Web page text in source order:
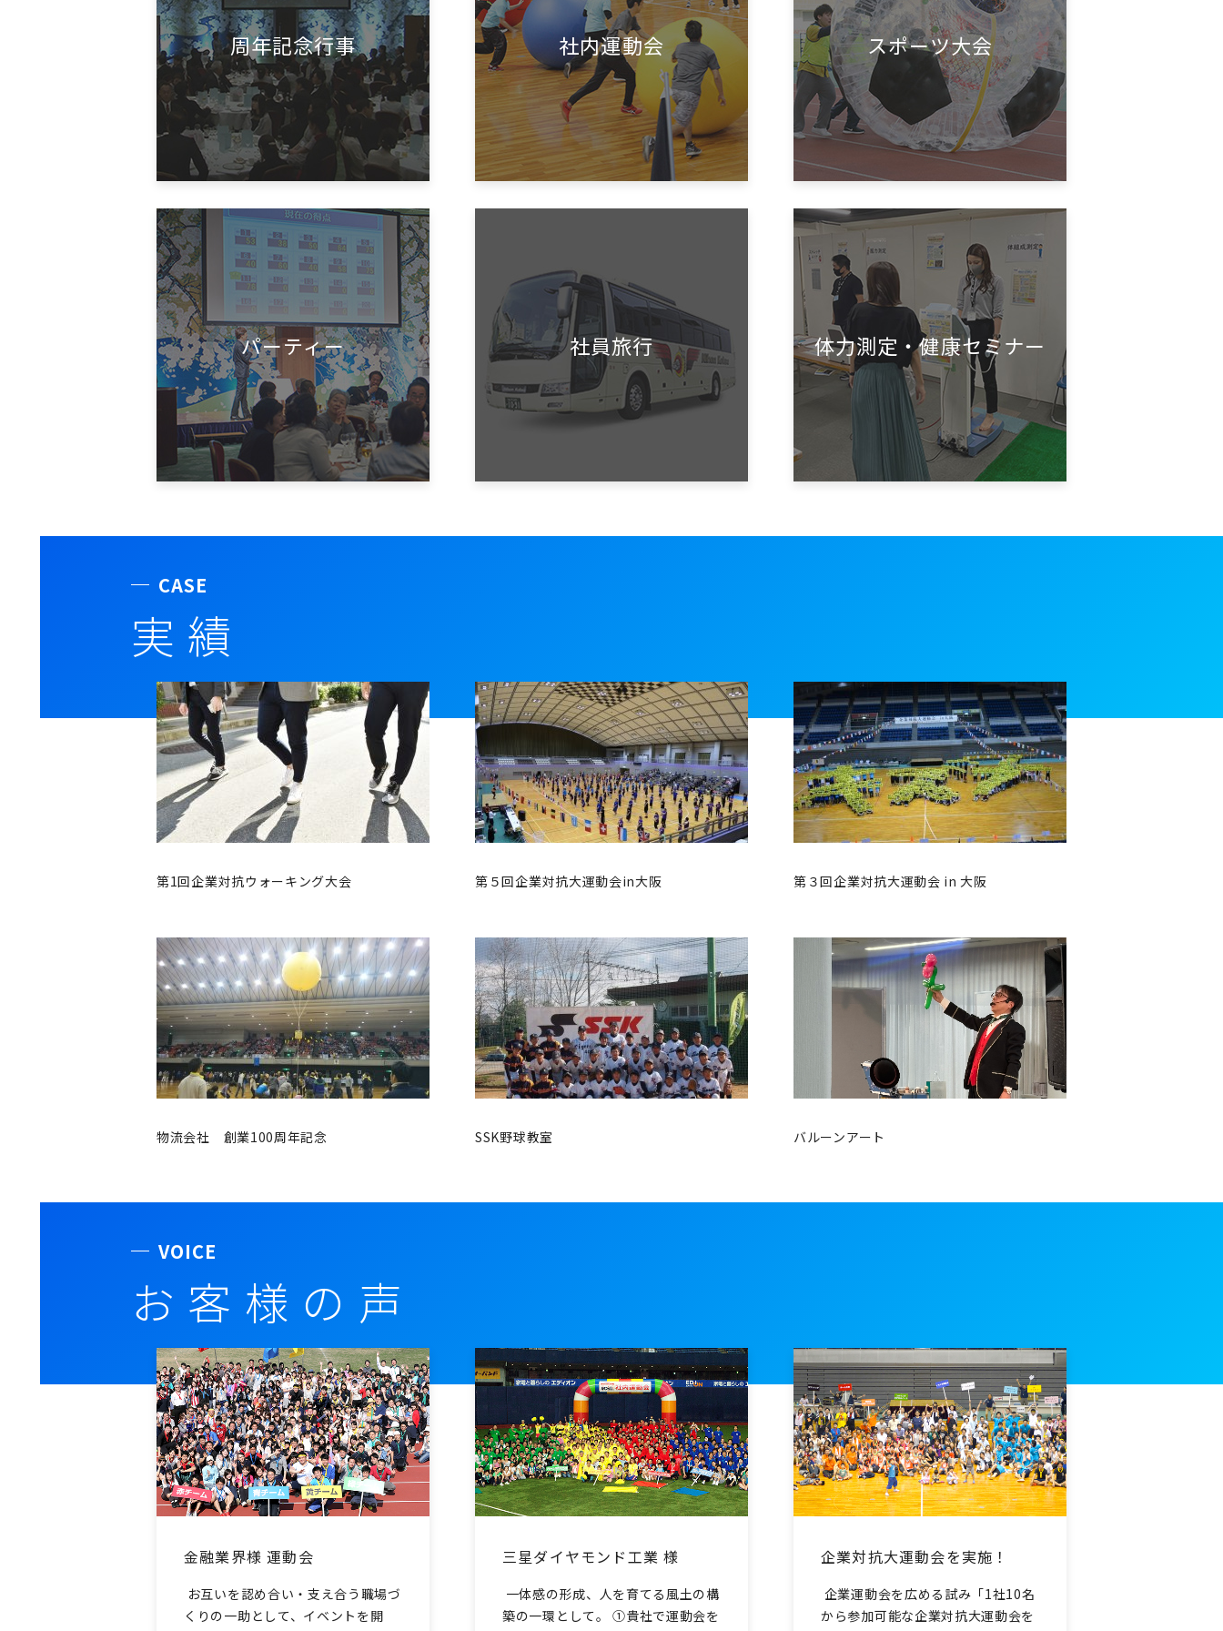
周年記念行事 社内運動会 スポーツ大会
パーティー 社員旅行 体力測定・健康セミナー
CASE
実績
第1回企業対抗ウォーキング大会 第５回企業対抗大運動会in大阪 第３回企業対抗大運動会 in 大阪
物流会社 創業100周年記念 SSK野球教室 バルーンアート
VOICE
お客様の声
金融業界様 運動会
お互いを認め合い・支え合う職場づ
くりの一助として、イベントを開
三星ダイヤモンド工業 様
一体感の形成、人を育てる風土の構
築の一環として。 ①貴社で運動会を
企業対抗大運動会を実施！
企業運動会を広める試み「1社10名
から参加可能な企業対抗大運動会を